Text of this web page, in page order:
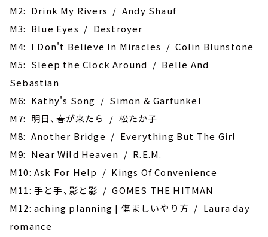
M2: Drink My Rivers / Andy Shauf
M3: Blue Eyes / Destroyer
M4: I Don't Believe In Miracles / Colin Blunstone
M5: Sleep the Clock Around / Belle And
Sebastian
M6: Kathy's Song / Simon & Garfunkel
M7: 明日、春が来たら / 松たか子
M8: Another Bridge / Everything But The Girl
M9: Near Wild Heaven / R.E.M.
M10: Ask For Help / Kings Of Convenience
M11: 手と手、影と影 / GOMES THE HITMAN
M12: aching planning | 傷ましいやり方 / Laura day
romance